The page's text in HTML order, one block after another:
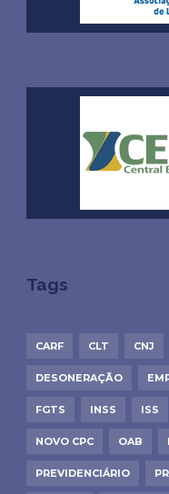
Tags
CARF CLT CNJ
DESONERAÇÃO
FGTS INSS ISS
NOVO CPC OAB
PREVIDENCIÁRIO